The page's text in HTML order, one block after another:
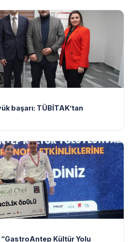
başarı: TÜBİTAK’tan
“GastroAntep Kültür Yolu